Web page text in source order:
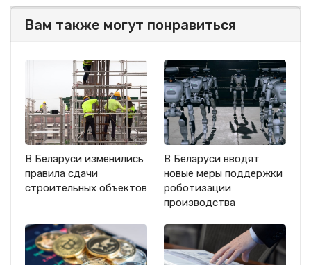
Вам также могут понравиться
В Беларуси изменились
правила сдачи
строительных объектов
В Беларуси вводят
новые меры поддержки
роботизации
производства